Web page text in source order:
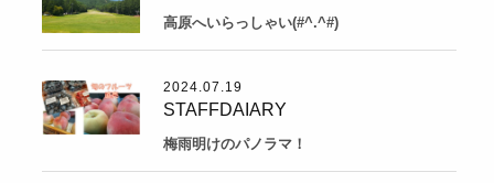
高原へいらっしゃい(#^.^#)
2024.07.19
STAFFDAIARY
梅雨明けのパノラマ！